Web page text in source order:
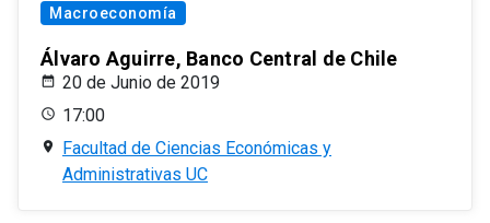
Macroeconomía
Álvaro Aguirre, Banco Central de Chile
20 de Junio de 2019
17:00
Facultad de Ciencias Económicas y
Administrativas UC